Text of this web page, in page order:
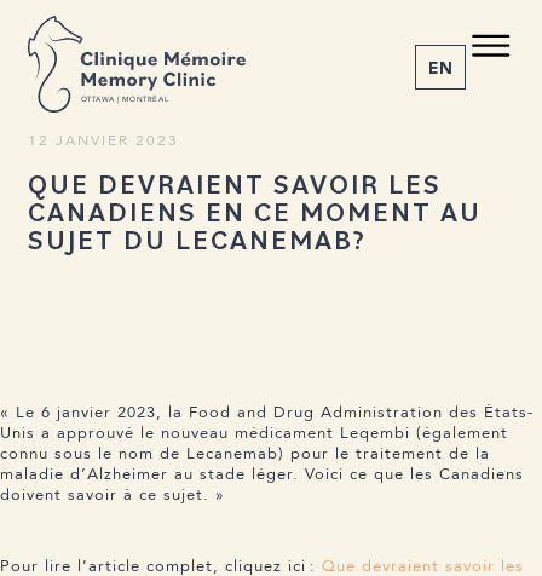
OTTAWA | MONTRÉAL
C M M C EN
1-855-777-4073
Accueil
À propos
RETOUR AUX ACTUALITÉS Partager l’article
12 JANVIER 2023
QUE DEVRAIENT SAVOIR LES
CANADIENS EN CE MOMENT AU
SUJET DU LECANEMAB?
« Le 6 janvier 2023, la Food and Drug Administration des États-
Unis a approuvé le nouveau médicament Leqembi (également
connu sous le nom de Lecanemab) pour le traitement de la
maladie d’Alzheimer au stade léger. Voici ce que les Canadiens
doivent savoir à ce sujet. »
Pour lire l’article complet, cliquez ici : Que devraient savoir les